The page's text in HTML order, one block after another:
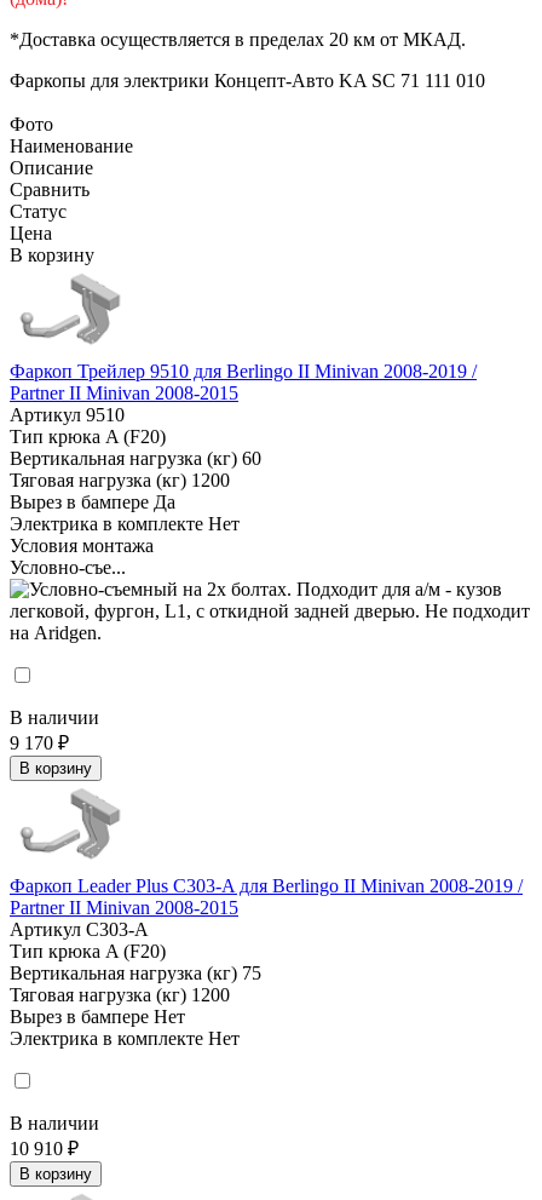
*Доставка осуществляется в пределах 20 км от МКАД.
Фаркопы для электрики Концепт-Авто KA SC 71 111 010
Фото
Наименование
Описание
Сравнить
Статус
Цена
В корзину
Фаркоп Трейлер 9510 для Berlingo II Minivan 2008-2019 /
Partner II Minivan 2008-2015
Артикул 9510
Тип крюка A (F20)
Вертикальная нагрузка (кг) 60
Тяговая нагрузка (кг) 1200
Вырез в бампере Да
Электрика в комплекте Нет
Условия монтажа
Условно-съе...
В наличии
9 170 ₽
В корзину
Фаркоп Leader Plus C303-A для Berlingo II Minivan 2008-2019 /
Partner II Minivan 2008-2015
Артикул C303-A
Тип крюка A (F20)
Вертикальная нагрузка (кг) 75
Тяговая нагрузка (кг) 1200
Вырез в бампере Нет
Электрика в комплекте Нет
В наличии
10 910 ₽
В корзину